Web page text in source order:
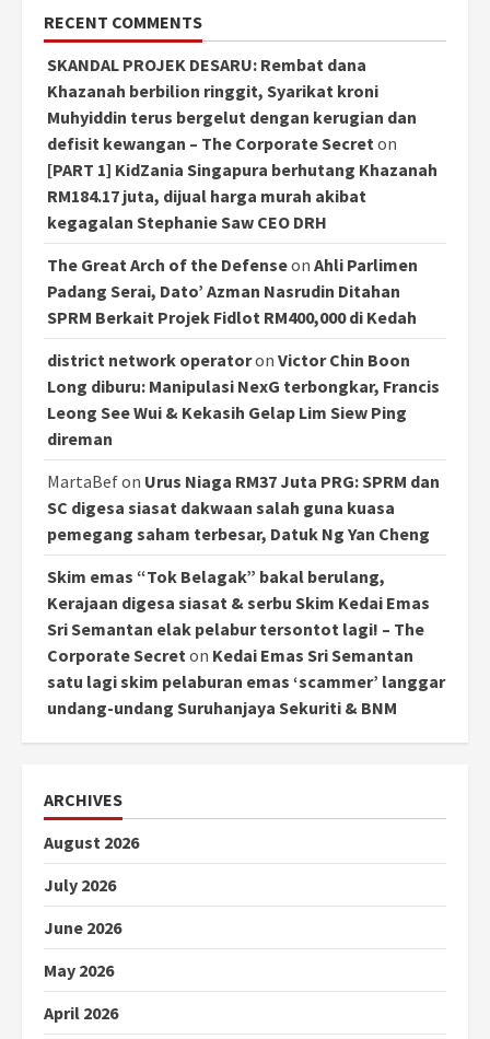
RECENT COMMENTS
SKANDAL PROJEK DESARU: Rembat dana
Khazanah berbilion ringgit, Syarikat kroni
Muhyiddin terus bergelut dengan kerugian dan
defisit kewangan – The Corporate Secret on
[PART 1] KidZania Singapura berhutang Khazanah
RM184.17 juta, dijual harga murah akibat
kegagalan Stephanie Saw CEO DRH
The Great Arch of the Defenseon Ahli Parlimen
Padang Serai, Dato’ Azman Nasrudin Ditahan
SPRM Berkait Projek Fidlot RM400,000 di Kedah
district network operatoron Victor Chin Boon
Long diburu: Manipulasi NexG terbongkar, Francis
Leong See Wui & Kekasih Gelap Lim Siew Ping
direman
MartaBefon Urus Niaga RM37 Juta PRG: SPRM dan
SC digesa siasat dakwaan salah guna kuasa
pemegang saham terbesar, Datuk Ng Yan Cheng
Skim emas “Tok Belagak” bakal berulang,
Kerajaan digesa siasat & serbu Skim Kedai Emas
Sri Semantan elak pelabur tersontot lagi! – The
Corporate Secret on Kedai Emas Sri Semantan
satu lagi skim pelaburan emas ‘scammer’ langgar
undang-undang Suruhanjaya Sekuriti & BNM
ARCHIVES
August 2026
July 2026
June 2026
May 2026
April 2026